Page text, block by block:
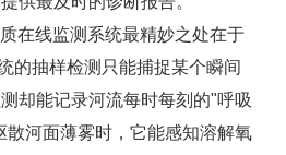
在线监测系统最精妙之处在于
的抽样检测只能捕捉某个瞬间
却能记录河流每时每刻的"呼吸
散河面薄雾时，它能感知溶解氧